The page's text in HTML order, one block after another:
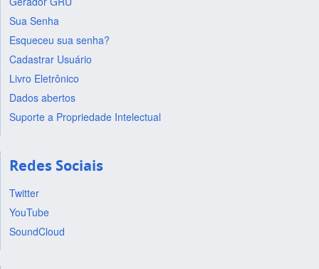
Sua Senha
Esqueceu sua senha?
Cadastrar Usuário
Livro Eletrônico
Dados abertos
Suporte a Propriedade Intelectual
Redes Sociais
Twitter
YouTube
SoundCloud